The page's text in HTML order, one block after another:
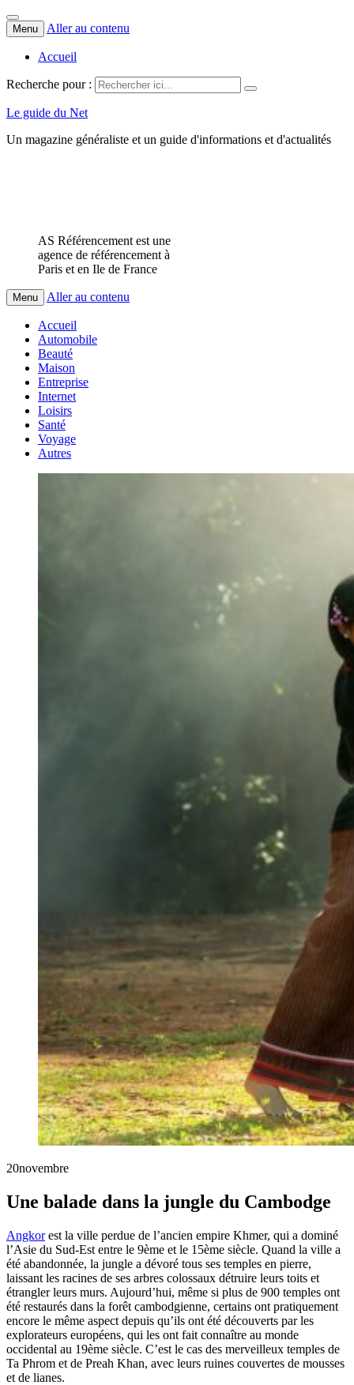
Menu Aller au contenu
Accueil
Recherche pour :
Le guide du Net
Un magazine généraliste et un guide d'informations et d'actualités
AS Référencement est une
agence de référencement à
Paris et en Ile de France
Menu Aller au contenu
Accueil
Automobile
Beauté
Maison
Entreprise
Internet
Loisirs
Santé
Voyage
Autres
20novembre
Une balade dans la jungle du Cambodge
Angkorest la ville perdue de l’ancien empire Khmer, qui a dominé
l’Asie du Sud-Est entre le 9ème et le 15ème siècle. Quand la ville a
été abandonnée, la jungle a dévoré tous ses temples en pierre,
laissant les racines de ses arbres colossaux détruire leurs toits et
étrangler leurs murs. Aujourd’hui, même si plus de 900 temples ont
été restaurés dans la forêt cambodgienne, certains ont pratiquement
encore le même aspect depuis qu’ils ont été découverts par les
explorateurs européens, qui les ont fait connaître au monde
occidental au 19ème siècle. C’est le cas des merveilleux temples de
Ta Phrom et de Preah Khan, avec leurs ruines couvertes de mousses
et de lianes.